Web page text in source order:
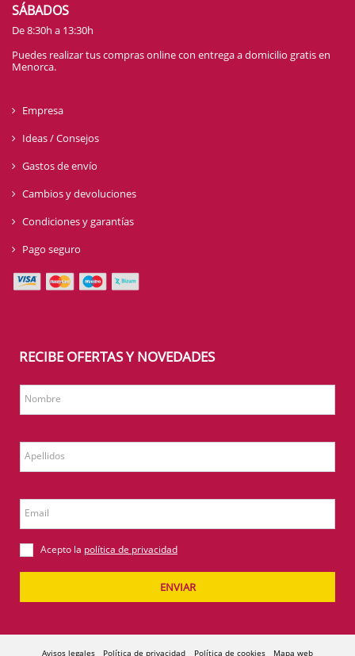
SÁBADOS
De 8:30h a 13:30h
Puedes realizar tus compras online con entrega a domicilio gratis en
Menorca.
Empresa
Ideas / Consejos
Gastos de envío
Cambios y devoluciones
Condiciones y garantías
Pago seguro
RECIBE OFERTAS Y NOVEDADES
Nombre
Apellidos
Email
Acepto la política de privacidad
ENVIAR
Avisos legales Política de privacidad Política de cookies Mapa web